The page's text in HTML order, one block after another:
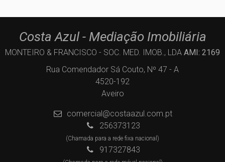
Costa Azul - Mediação Imobiliária
MONTEIRO & FRANCISCO - SOC. MED. IMOB., LDA AMI: 2169
Rua Comendador Sá Couto, Nº 47 - A
4520-192
Aveiro
comercial@costaazul.com.pt
256373123
(Chamada para a rede fixa nacional)
917327843